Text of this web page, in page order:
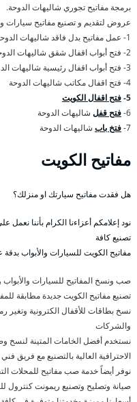
برمجة مفاتيح تجوري شاليهات الدوحة.
عروض لتقديم و تصنيع مفاتيح سيارات
1- عمل مفاتيح بدل فاقد شاليهات الدوحة .
2- فتح أبواب اقفال شقق شاليهات الدوحة.
3- فتح أبواب اقفال رئيسية شاليهات الدوحة.
4- فتح اقفال مكاتب شاليهات الدوحة
5- فتح اقفال الكويت
6- فتح قفل شاليهات الدوحة
7- فتخ باب شاليهات الدوحة
مفاتيح الكويت
هل فقدت مفاتيح سيارتك او منزلك؟
نود إعلامكم أعزاءنا الكرام بأننا
تصنيع كافة
مفاتيح الكويت للسيارات والأبواب
صب ونسخ المفاتيح للسيارات
تصنيع مفاتيح الكويت جديدة مطابقة
نسخ بطاقات للأقفال الكترونية وتغير
والشركات
نستخدم أفضل الخامات المتينة لنسخ
الاحترافية العالية بالتصنيع مع
نوفر أيضاً خدمة صب مفاتيح للمحلات
صيانة وتصليح وتصنيع ريمونت كنترول